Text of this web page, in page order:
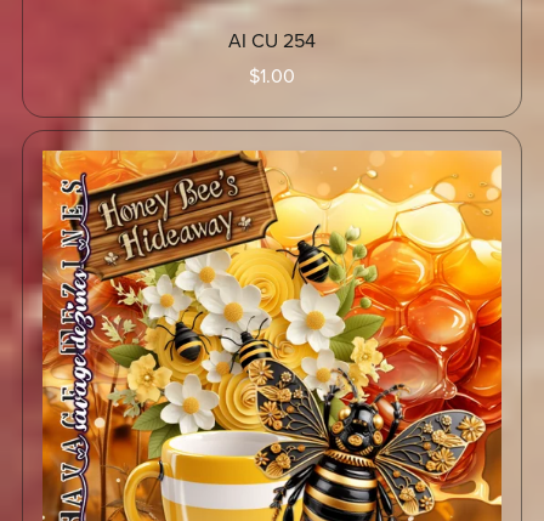
AI CU 254
$1.00